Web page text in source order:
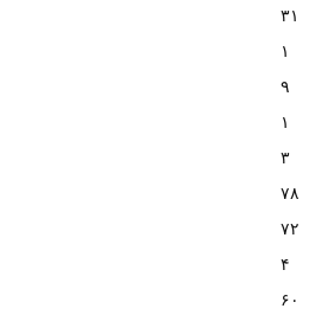
۳۱
۱
۹
۱
۳
۷۸
۷۲
۴
۶۰